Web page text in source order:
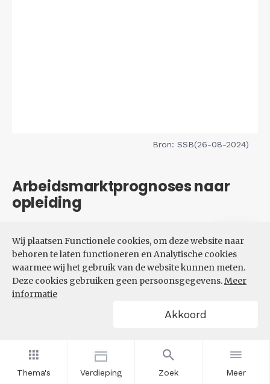
Thema's Verdieping Zoek Meer
Wij plaatsen Functionele cookies, om deze website naar
behoren te laten functioneren en Analytische cookies
waarmee wij het gebruik van de website kunnen meten.
Deze cookies gebruiken geen persoonsgegevens.Meer
informatie
Akkoord
Bron: SSB(26-08-2024)
Arbeidsmarktprognoses naar
opleiding
VERWACHTE UITBREIDINGS-
EN VERVANGINGSVRAAG NAAR
OPLEIDINGSNIVEAU
Filters